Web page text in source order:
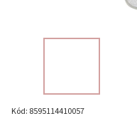
Kód: 8595114410057